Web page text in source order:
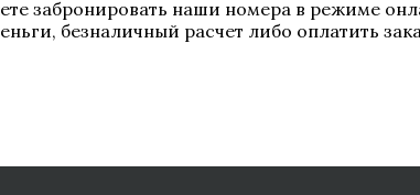
забронировать наши номера в режиме
безналичный расчет либо оплатить